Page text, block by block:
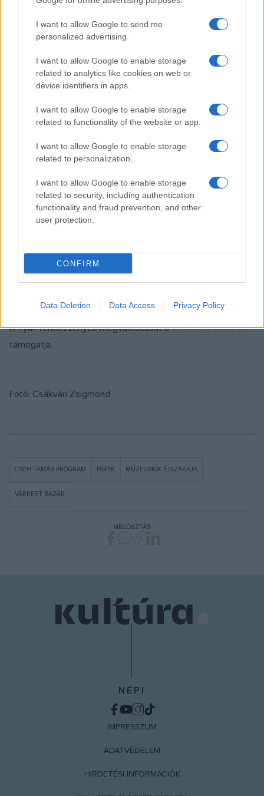
I want to allow Google to send me
personalized advertising.
I want to allow Google to enable storage
related to analytics like cookies on web or
device identifiers in apps.
I want to allow Google to enable storage
related to functionality of the website or app.
I want to allow Google to enable storage
related to personalization.
I want to allow Google to enable storage
related to security, including authentication
functionality and fraud prevention, and other
user protection.
CONFIRM
Data Deletion Data Access Privacy Policy
A Várkert Bazár idén nyáron is rengeteg mozgalmas zenei
között itt rendezik meg a II. Budapesti A Cappella Fesztivált.
Majd 21-én a Zene Ünnepével folytatódnak a rendezvények,
keretében a Várkert Bazár Gloriettje és szökőkútja
környezetében huszárruhás rézfúvós együttes lép fel
minden péntek, szombat és vasárnap 16 és 17 órakor.
Ugyancsak ebben az időszakban vasárnaponként 14.30-kor
és 15 órakor négytagú szaxofonegyüttes J. Strauss
polkáival szórakoztatja a sétálókat a Neoreneszánsz
kertben, míg a Zeneakadémia jelenlegi és volt
A nyári rendezvények megvalósítását aSzerencsejáték Zrt.
támogatja.
Fotó: Csákvári Zsigmond
CSEH TAMÁS PROGRAM HÍREK MÚZEUMOK ÉJSZAKÁJA
VÁRKERT BAZÁR
MEGOSZTÁS
NÉPI
IMPRESSZUM
ADATVÉDELEM
HIRDETÉSI INFORMÁCIÓK